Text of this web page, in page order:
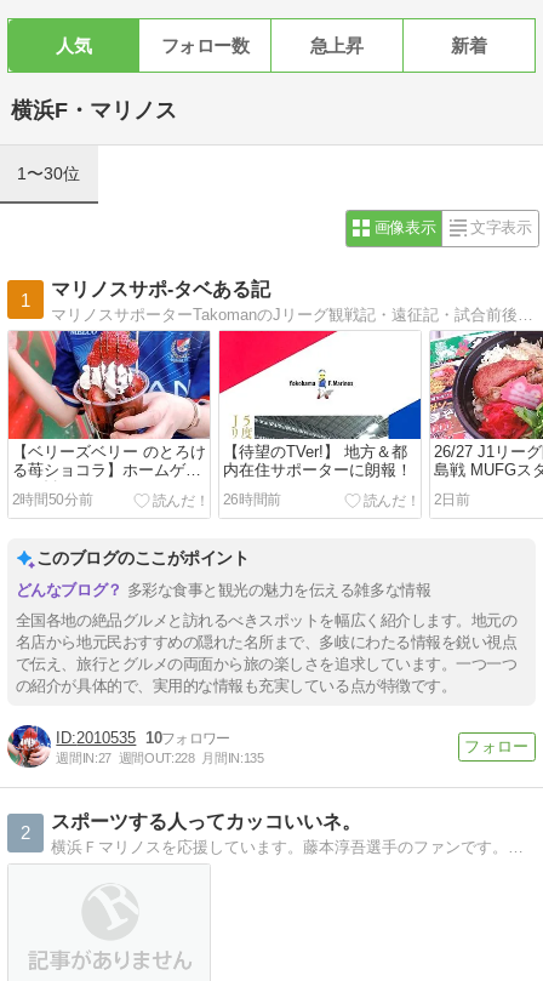
人気 フォロー数 急上昇 新着
横浜F・マリノス
1〜30位
画像表示 文字表示
1
マリノスサポ-タベある記
【ベリーズベリー のとろけ
る苺ショコラ】ホームゲー
ムお勧めキッチンカー
2時間50分前
【待望のTVer!】 地方＆都
内在住サポーターに朗報！
26時間前
26/27 J1リー
島戦 MUFGス
めキッチンカ
2日前
このブログのここがポイント
多彩な食事と観光の魅力を伝える雑多な情報
全国各地の絶品グルメと訪れるべきスポットを幅広く紹介します。地元の
名店から地元民おすすめの隠れた名所まで、多岐にわたる情報を鋭い視点
で伝え、旅行とグルメの両面から旅の楽しさを追求しています。一つ一つ
の紹介が具体的で、実用的な情報も充実している点が特徴です。
2010535 10
週間IN:27 週間OUT:228 月間IN:135
2
スポーツする人ってカッコいいネ。
横浜Ｆマリノスを応援しています。藤本淳吾選手のファンです。宜しくお願いします!